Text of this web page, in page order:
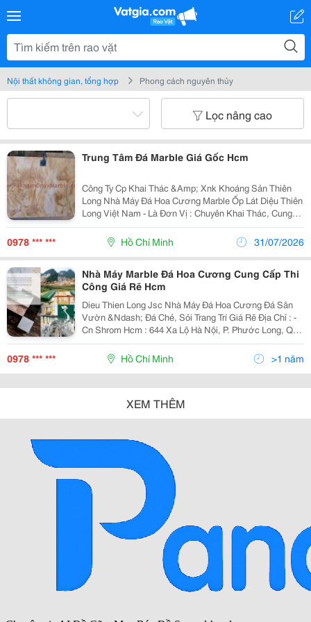
Nội thất không gian, tổng hợp Phong cách nguyên thủy
Lọc nâng cao
Trung Tâm Đá Marble Giá Gốc Hcm
Công Ty Cp Khai Thác &Amp; Xnk Khoáng Sản Thiên
Long Nhà Máy Đá Hoa Cương Marble Ốp Lát Diệu Thiên
Long Việt Nam - Là Đơn Vị : Chuyên Khai Thác, Cung
Cấp, Tư Vấn Thiết Kế, Thi Công, Sửa Chữa , Chống
Thấm , Đánh Bóng, Đá Cẩm Thạch ( Mable ),
0978 *** *** Hồ Chí Minh 31/07/2026
Nhà Máy Marble Đá Hoa Cương Cung Cấp Thi
Công Giá Rẽ Hcm
Dieu Thien Long Jsc Nhà Máy Đá Hoa Cương Đá Sân
Vườn &Ndash; Đá Chẻ, Sỏi Trang Trí Giá Rẽ Địa Chỉ : -
Cn Shrom Hcm : 644 Xa Lộ Hà Nội, P. Phước Long, Q9.
- Mỏ Nhà Máy : Quỳ Hợp, Nghệ An - Mst : 2900862009 -
Liên Hệ Đt : 0978 577 049
0978 *** *** Hồ Chí Minh >1 năm
XEM THÊM